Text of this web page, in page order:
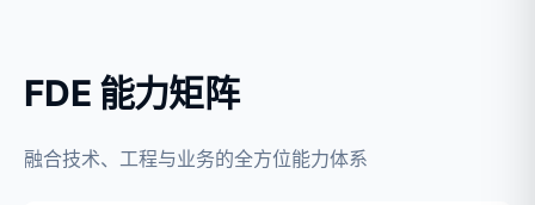
FDE 能力矩阵
融合技术、工程与业务的全方位能力体系